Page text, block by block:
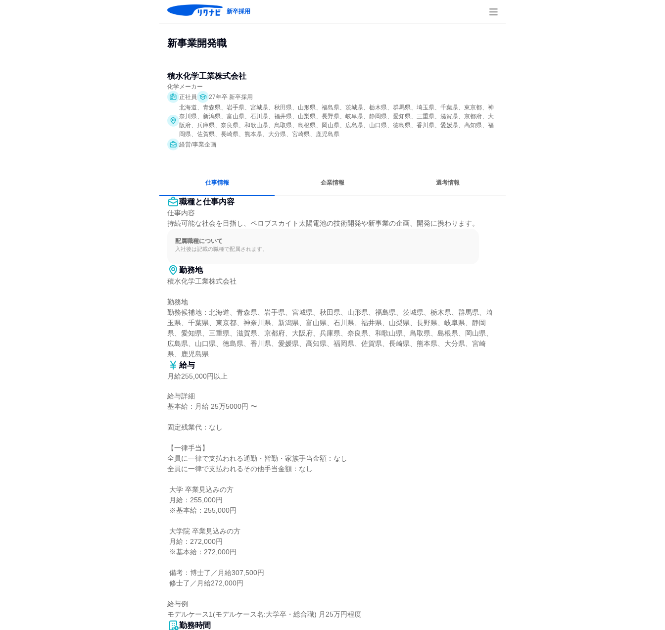
新卒採用
新事業開発職
積水化学工業株式会社
化学メーカー
正社員
27年卒 新卒採用
北海道、青森県、岩手県、宮城県、秋田県、山形県、福島県、茨城県、栃木県、群馬県、埼玉県、千葉県、東京都、神
奈川県、新潟県、富山県、石川県、福井県、山梨県、長野県、岐阜県、静岡県、愛知県、三重県、滋賀県、京都府、大
阪府、兵庫県、奈良県、和歌山県、鳥取県、島根県、岡山県、広島県、山口県、徳島県、香川県、愛媛県、高知県、福
岡県、佐賀県、長崎県、熊本県、大分県、宮崎県、鹿児島県
経営/事業企画
仕事情報 企業情報 選考情報
職種と仕事内容
仕事内容
持続可能な社会を目指し、ペロブスカイト太陽電池の技術開発や新事業の企画、開発に携わります。
配属職種について
入社後は記載の職種で配属されます。
勤務地
積水化学工業株式会社
勤務地
勤務候補地：北海道、青森県、岩手県、宮城県、秋田県、山形県、福島県、茨城県、栃木県、群馬県、埼
玉県、千葉県、東京都、神奈川県、新潟県、富山県、石川県、福井県、山梨県、長野県、岐阜県、静岡
県、愛知県、三重県、滋賀県、京都府、大阪府、兵庫県、奈良県、和歌山県、鳥取県、島根県、岡山県、
広島県、山口県、徳島県、香川県、愛媛県、高知県、福岡県、佐賀県、長崎県、熊本県、大分県、宮崎
県、鹿児島県
給与
月給255,000円以上
給与詳細
基本給：月給 25万5000円 〜
固定残業代：なし
【一律手当】
全員に一律で支払われる通勤・皆勤・家族手当金額：なし
全員に一律で支払われるその他手当金額：なし
給与例
モデルケース1(モデルケース名:大学卒・総合職) 月25万円程度
勤務時間